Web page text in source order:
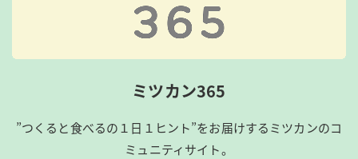
ミツカン365
”つくると食べるの１日１ヒント”をお届けするミツカンのコ
ミュニティサイト。